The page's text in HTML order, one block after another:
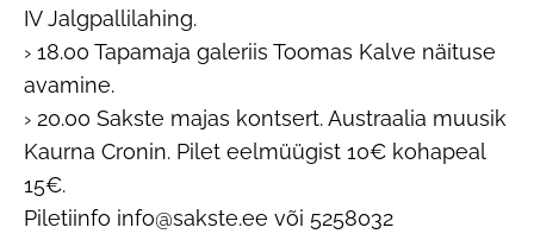
IV Jalgpallilahing.
› 18.00 Tapamaja galeriis Toomas Kalve näituse
avamine.
› 20.00 Sakste majas kontsert. Austraalia muusik
Kaurna Cronin. Pilet eelmüügist 10€ kohapeal
15€.
Piletiinfo info@sakste.ee või 5258032